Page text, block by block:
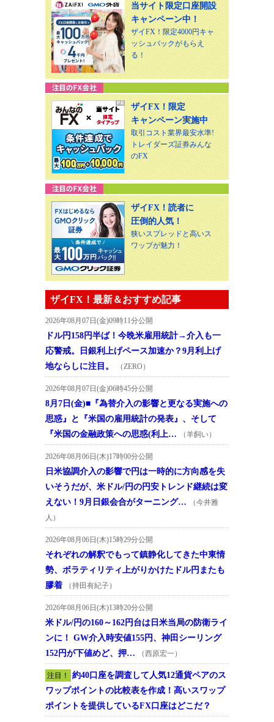
当サイト限定口座開設
キャンペーン中！
ザイFX！限定4000円キャ
ッシュバックがもらえ
る！
ザイFX！限定
キャンペーン実施中
取引コスト業界最安水準!
トレイダーズ証券みんな
のFX
ザイFX！読者に
圧倒的人気！
狭いスプレッドと高いス
ワップが魅力！
ザイFX！最新＆おすすめ記事
2026年08月07日(金)09時11分公開
ドル円158円半ば！今晩米雇用統計→介入も一
応警戒。日銀利上げペース加速か？9月利上げ
地ならしに注目。
（ZERO）
2026年08月07日(金)06時45分公開
8月7日(金)■『為替介入の影響と更なる実施への
思惑』と『米国の雇用統計の発表』、そして
『米国の金融政策への思惑(利上…
（羊飼い）
2026年08月06日(木)17時00分公開
日米協調介入の影響で円は一時的に方向感を失
いそうだが、米ドル/円の円安トレンド継続は変
えない！9月日銀会合がターニング…
（今井雅
人）
2026年08月06日(木)15時29分公開
それぞれの解釈でもって鎮静化してきた中東情
勢、ボラティリティ上がりかけたドル円またも
膠着
（持田有紀子）
2026年08月06日(木)13時20分公開
米ドル/円の160～162円台は日米当局の防衛ライ
ンに！ GW介入時安値155円、神田シーリング
152円が下値めど、押…
（西原宏一）
注目！
約40口座を調査して人気12通貨ペアのス
ワップポイントの比較表を作成！高いスワップ
ポイントを提供しているFX口座はどこだ？